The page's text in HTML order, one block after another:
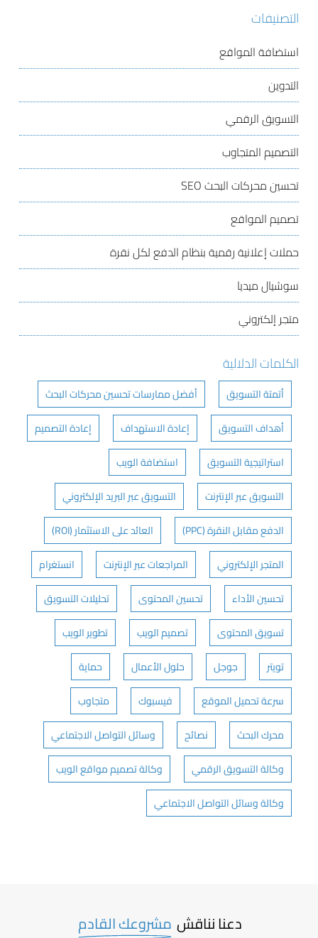
التصنيفات
استضافة المواقع
التدوين
التسويق الرقمي
التصميم المتجاوب
تحسين محركات البحثSEO
تصميم المواقع
حملات إعلانية رقمية بنظام الدفع لكل نقرة
سوشيال ميديا
متجر إلكتروني
الكلمات الدلالية
أتمتة التسويق
أفضل ممارسات تحسين محركات البحث
أهداف التسويق
إعادة الاستهداف
إعادة التصميم
استراتيجية التسويق
استضافة الويب
التسويق عبر الإنترنت
التسويق عبر البريد الإلكتروني
الدفع مقابل النقرة (PPC)
العائد على الاستثمار (ROI)
المتجر الإلكتروني
المراجعات عبر الإنترنت
انستغرام
تحسين الأداء
تحسين المحتوى
تحليلات التسويق
تسويق المحتوى
تصميم الويب
تطوير الويب
تويتر
جوجل حلول الأعمال
حماية
سرعة تحميل الموقع
فيسبوك
متجاوب
محرك البحث
نصائح
وسائل التواصل الاجتماعي
وكالة التسويق الرقمي
وكالة تصميم مواقع الويب
وكالة وسائل التواصل الاجتماعي
دعنا نناقش مشروعك القادم